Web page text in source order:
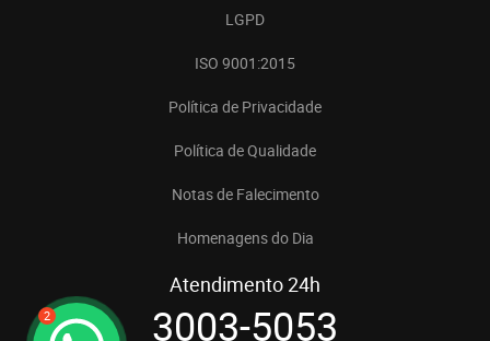
2
LGPD
ISO 9001:2015
Política de Privacidade
Política de Qualidade
Notas de Falecimento
Homenagens do Dia
Atendimento 24h
3003-5053